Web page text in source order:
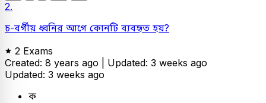
2.
চ-বর্গীয় ধ্বনির আগে কোনটি ব্যবহৃত হয়?
2 Exams
Created: 8 years ago | Updated: 3 weeks ago
Updated: 3 weeks ago
ক